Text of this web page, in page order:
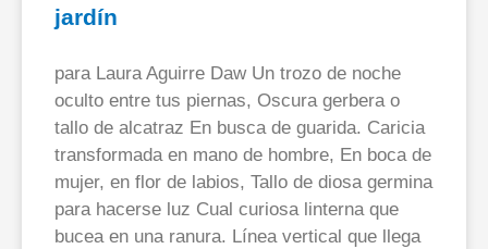
jardín
para Laura Aguirre Daw Un trozo de noche
oculto entre tus piernas, Oscura gerbera o
tallo de alcatraz En busca de guarida. Caricia
transformada en mano de hombre, En boca de
mujer, en flor de labios, Tallo de diosa germina
para hacerse luz Cual curiosa linterna que
bucea en una ranura. Línea vertical que llega